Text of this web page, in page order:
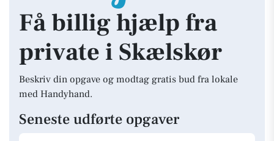
Få billig hjælp fra
private i Skælskør
Beskriv din opgave og modtag gratis bud fra lokale
med Handyhand.
Seneste udførte opgaver